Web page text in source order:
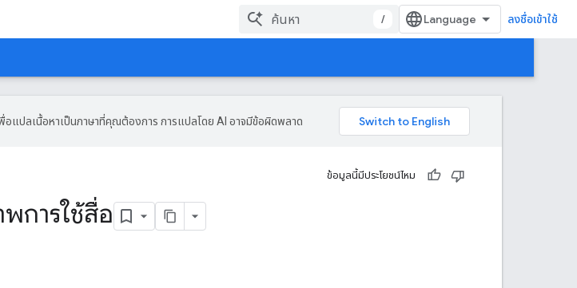
/ ลงชื่อเข้าใช้
พื่อแปลเนื้อหาเป็นภาษาที่คุณต้องการ การแปลโดย AI อาจมีข้อผิดพลาด
ข้อมูลนี้มีประโยชน์ไหม
การใช้สื่อ